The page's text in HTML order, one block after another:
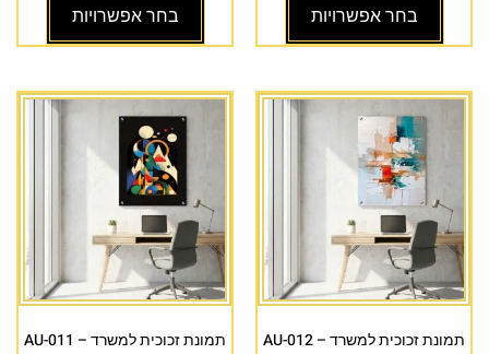
בחר אפשרויות בחר אפשרויות
תמונת זכוכית למשרד – AU-012 תמונת זכוכית למשרד – AU-011